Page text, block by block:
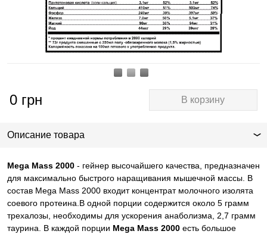
0 грн В корзину
Описание товара
Mega Mass 2000 - гейнер высочайшего качества, предназначен
для максимально быстрого наращивания мышечной массы. В
состав Mega Mass 2000 входит концентрат молочного изолята
соевого протеина.В одной порции содержится около 5 грамм
трехалозы, необходимы для ускорения анаболизма, 2,7 грамм
таурина. В каждой порции Mega Mass 2000 есть большое